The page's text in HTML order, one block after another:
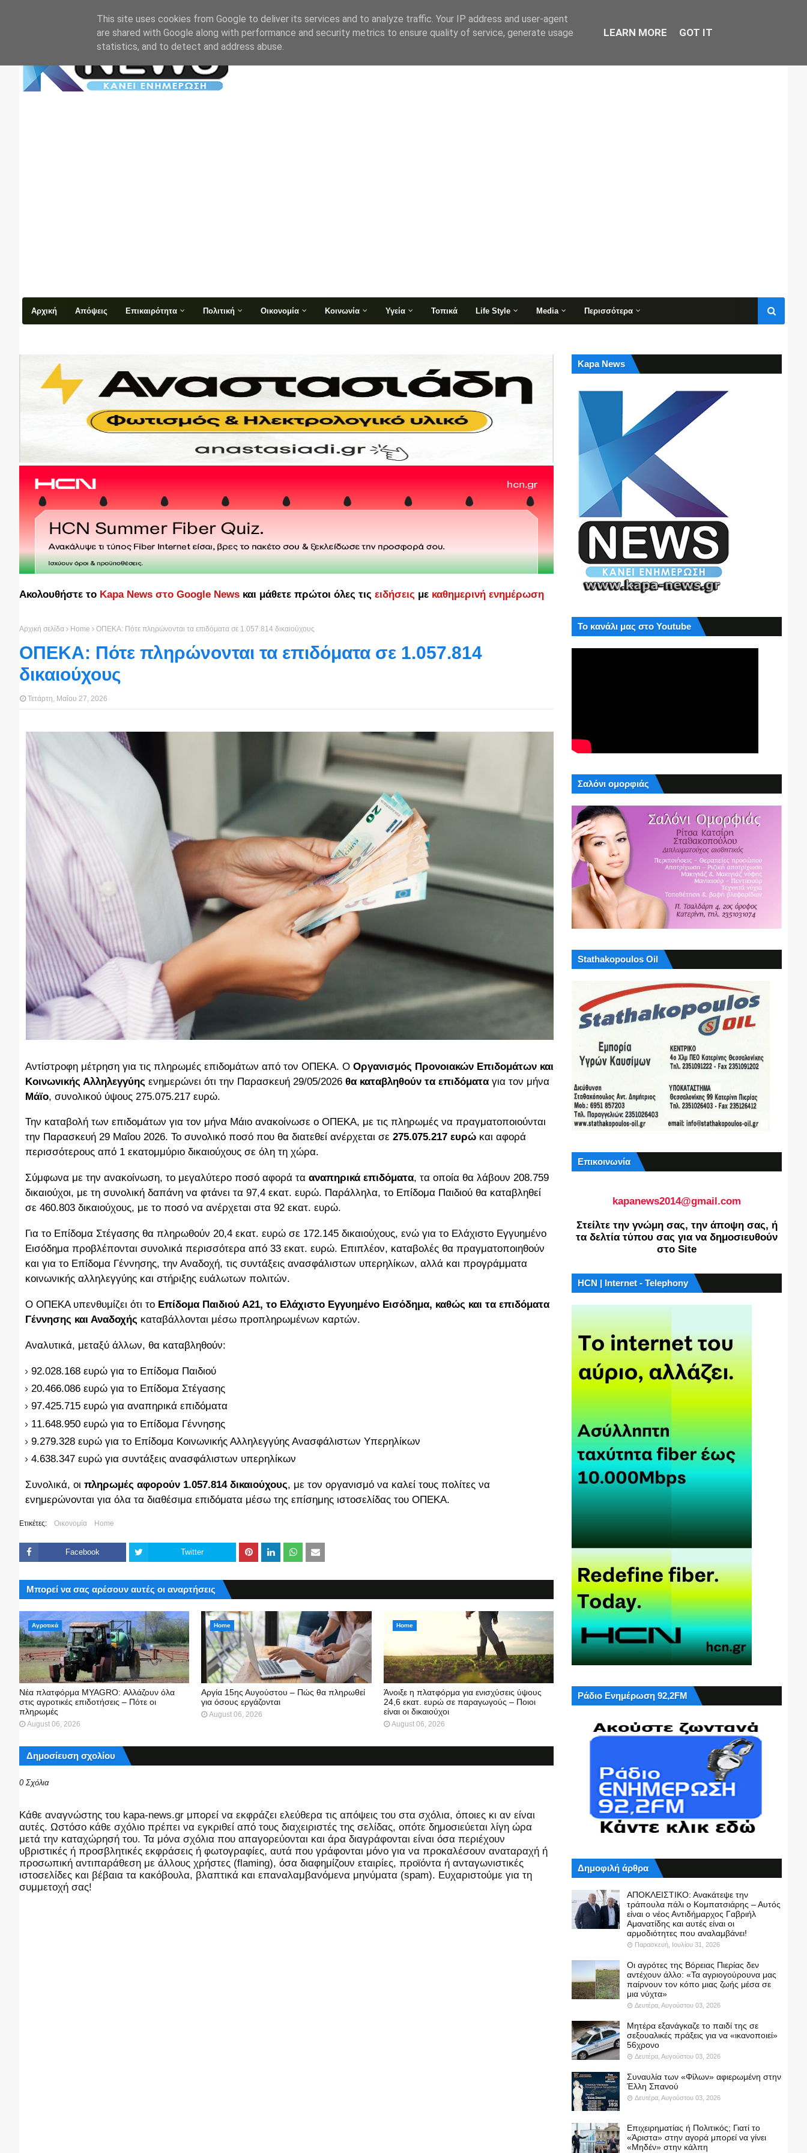
Αρχική Απόψεις Επικαιρότητα Πολιτική Οικονομία Κοινωνία Υγεία Τοπικά Life Style Media Περισσότερα
Ακολουθήστε το Kapa News στο Google News και μάθετε πρώτοι όλες τις ειδήσεις με καθημερινή ενημέρωση
Αρχική σελίδα Home ΟΠΕΚΑ: Πότε πληρώνονται τα επιδόματα σε 1.057.814 δικαιούχους
ΟΠΕΚΑ: Πότε πληρώνονται τα επιδόματα σε 1.057.814
δικαιούχους
Τετάρτη, Μαΐου 27, 2026
Αντίστροφη μέτρηση για τις πληρωμές επιδομάτων από τον ΟΠΕΚΑ. Ο Οργανισμός Προνοιακών Επιδομάτων και
Κοινωνικής Αλληλεγγύης ενημερώνει ότι την Παρασκευή 29/05/2026 θα καταβληθούν τα επιδόματα για τον μήνα
Μάϊο, συνολικού ύψους 275.075.217 ευρώ.
Την καταβολή των επιδομάτων για τον μήνα Μάιο ανακοίνωσε ο ΟΠΕΚΑ, με τις πληρωμές να πραγματοποιούνται
την Παρασκευή 29 Μαΐου 2026. Το συνολικό ποσό που θα διατεθεί ανέρχεται σε 275.075.217 ευρώ και αφορά
περισσότερους από 1 εκατομμύριο δικαιούχους σε όλη τη χώρα.
Σύμφωνα με την ανακοίνωση, το μεγαλύτερο ποσό αφορά τα αναπηρικά επιδόματα, τα οποία θα λάβουν 208.759
δικαιούχοι, με τη συνολική δαπάνη να φτάνει τα 97,4 εκατ. ευρώ. Παράλληλα, το Επίδομα Παιδιού θα καταβληθεί
σε 460.803 δικαιούχους, με το ποσό να ανέρχεται στα 92 εκατ. ευρώ.
Για το Επίδομα Στέγασης θα πληρωθούν 20,4 εκατ. ευρώ σε 172.145 δικαιούχους, ενώ για το Ελάχιστο Εγγυημένο
Εισόδημα προβλέπονται συνολικά περισσότερα από 33 εκατ. ευρώ. Επιπλέον, καταβολές θα πραγματοποιηθούν
και για το Επίδομα Γέννησης, την Αναδοχή, τις συντάξεις ανασφάλιστων υπερηλίκων, αλλά και προγράμματα
κοινωνικής αλληλεγγύης και στήριξης ευάλωτων πολιτών.
Ο ΟΠΕΚΑ υπενθυμίζει ότι το Επίδομα Παιδιού Α21, το Ελάχιστο Εγγυημένο Εισόδημα, καθώς και τα επιδόματα
Γέννησης και Αναδοχής καταβάλλονται μέσω προπληρωμένων καρτών.
Αναλυτικά, μεταξύ άλλων, θα καταβληθούν:
92.028.168 ευρώ για το Επίδομα Παιδιού
20.466.086 ευρώ για το Επίδομα Στέγασης
97.425.715 ευρώ για αναπηρικά επιδόματα
11.648.950 ευρώ για το Επίδομα Γέννησης
9.279.328 ευρώ για το Επίδομα Κοινωνικής Αλληλεγγύης Ανασφάλιστων Υπερηλίκων
4.638.347 ευρώ για συντάξεις ανασφάλιστων υπερηλίκων
Συνολικά, οι πληρωμές αφορούν 1.057.814 δικαιούχους, με τον οργανισμό να καλεί τους πολίτες να
ενημερώνονται για όλα τα διαθέσιμα επιδόματα μέσω της επίσημης ιστοσελίδας του ΟΠΕΚΑ.
Ετικέτες: Οικονομία Home
Facebook Twitter
Μπορεί να σας αρέσουν αυτές οι αναρτήσεις
Αγροτικά
Νέα πλατφόρμα MYAGRO: Αλλάζουν όλα
στις αγροτικές επιδοτήσεις – Πότε οι
πληρωμές
August 06, 2026
Home
Αργία 15ης Αυγούστου – Πώς θα πληρωθεί
για όσους εργάζονται
August 06, 2026
Home
Άνοιξε η πλατφόρμα για ενισχύσεις ύψους
24,6 εκατ. ευρώ σε παραγωγούς – Ποιοι
είναι οι δικαιούχοι
August 06, 2026
Δημοσίευση σχολίου
0 Σχόλια
Kάθε αναγνώστης του kapa-news.gr μπορεί να εκφράζει ελεύθερα τις απόψεις του στα σχόλια, όποιες κι αν είναι
αυτές. Ωστόσο κάθε σχόλιο πρέπει να εγκριθεί από τους διαχειριστές της σελίδας, οπότε δημοσιεύεται λίγη ώρα
μετά την καταχώρησή του. Τα μόνα σχόλια που απαγορεύονται και άρα διαγράφονται είναι όσα περιέχουν
υβριστικές ή προσβλητικές εκφράσεις ή φωτογραφίες, αυτά που γράφονται μόνο για να προκαλέσουν αναταραχή ή
προσωπική αντιπαράθεση με άλλους χρήστες (flaming), όσα διαφημίζουν εταιρίες, προϊόντα ή ανταγωνιστικές
ιστοσελίδες και βέβαια τα κακόβουλα, βλαπτικά και επαναλαμβανόμενα μηνύματα (spam). Ευχαριστούμε για τη
συμμετοχή σας!
Kapa News
Το κανάλι μας στο Youtube
Σαλόνι ομορφιάς
Stathakopoulos Oil
Επικοινωνία
kapanews2014@gmail.com
Στείλτε την γνώμη σας, την άποψη σας, ή
τα δελτία τύπου σας για να δημοσιευθούν
στο Site
HCN | Internet - Telephony
Ράδιο Ενημέρωση 92,2FM
Δημοφιλή άρθρα
ΑΠΟΚΛΕΙΣΤΙΚΟ: Ανακάτεψε την
τράπουλα πάλι ο Κομπατσιάρης – Αυτός
είναι ο νέος Αντιδήμαρχος Γαβριήλ
Αμανατίδης και αυτές είναι οι
αρμοδιότητες που αναλαμβάνει!
Παρασκευή, Ιουλίου 31, 2026
Οι αγρότες της Βόρειας Πιερίας δεν
αντέχουν άλλο: «Τα αγριογούρουνα μας
παίρνουν τον κόπο μιας ζωής μέσα σε
μια νύχτα»
Δευτέρα, Αυγούστου 03, 2026
Μητέρα εξανάγκαζε το παιδί της σε
σεξουαλικές πράξεις για να «ικανοποιεί»
56χρονο
Δευτέρα, Αυγούστου 03, 2026
Συναυλία των «Φίλων» αφιερωμένη στην
Έλλη Σπανού
Δευτέρα, Αυγούστου 03, 2026
Επιχειρηματίας ή Πολιτικός; Γιατί το
«Άριστα» στην αγορά μπορεί να γίνει
«Μηδέν» στην κάλπη
This site uses cookies from Google to deliver its services and to analyze traffic. Your IP address and user-agent
are shared with Google along with performance and security metrics to ensure quality of service, generate usage
statistics, and to detect and address abuse.
LEARN MORE GOT IT